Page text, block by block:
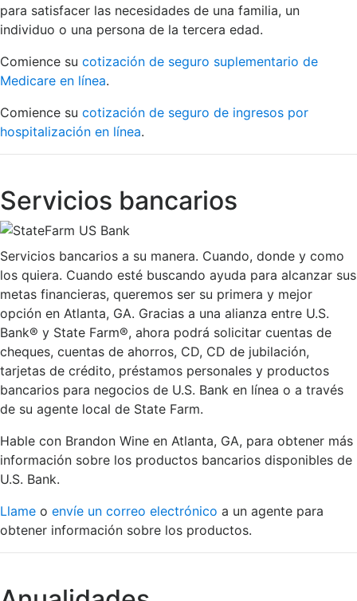
para satisfacer las necesidades de una familia, un
individuo o una persona de la tercera edad.
Comience su cotización de seguro suplementario de
Medicare en línea.
Comience su cotización de seguro de ingresos por
hospitalización en línea.
Servicios bancarios
Servicios bancarios a su manera. Cuando, donde y como
los quiera. Cuando esté buscando ayuda para alcanzar sus
metas financieras, queremos ser su primera y mejor
opción en Atlanta, GA. Gracias a una alianza entre U.S.
Bank® y State Farm®, ahora podrá solicitar cuentas de
cheques, cuentas de ahorros, CD, CD de jubilación,
tarjetas de crédito, préstamos personales y productos
bancarios para negocios de U.S. Bank en línea o a través
de su agente local de State Farm.
Hable con Brandon Wine en Atlanta, GA, para obtener más
información sobre los productos bancarios disponibles de
U.S. Bank.
Llame o envíe un correo electrónico a un agente para
obtener información sobre los productos.